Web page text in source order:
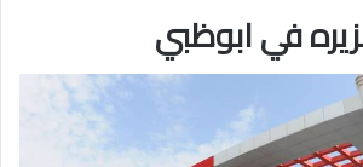
في ابوظبي